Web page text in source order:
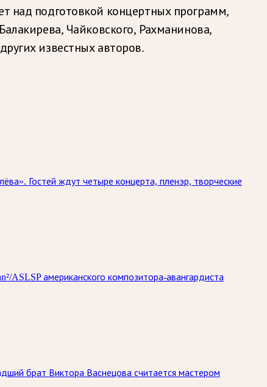
над подготовкой концертных программ,
Чайковского, Рахманинова,
известных авторов.
Гостей ждут четыре концерта, пленэр, творческие
ASLSP американского композитора-авангардиста
брат Виктора Васнецова считается мастером